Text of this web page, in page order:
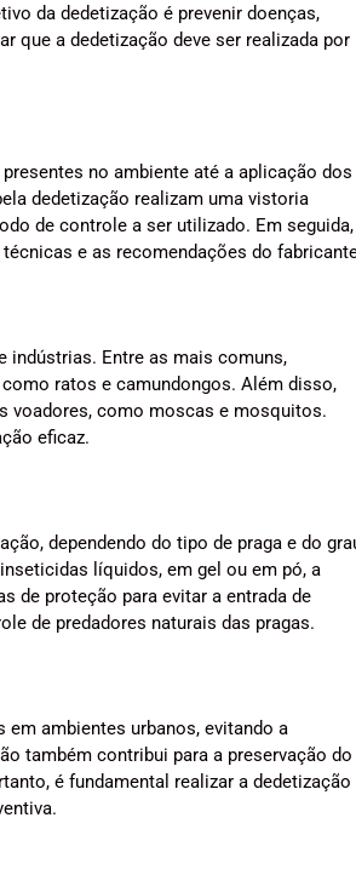
da dedetização é prevenir doenças,
que a dedetização deve ser realizada por
no ambiente até a aplicação dos
dedetização realizam uma vistoria
de controle a ser utilizado. Em seguida,
e as recomendações do
indústrias. Entre as mais comuns,
ratos e camundongos. Além disso,
voadores, como moscas e mosquitos.
eficaz.
dependendo do tipo de praga e do
líquidos, em gel ou em pó, a
de proteção para evitar a entrada de
de predadores naturais das pragas.
em ambientes urbanos, evitando a
também contribui para a preservação do
é fundamental realizar a dedetização